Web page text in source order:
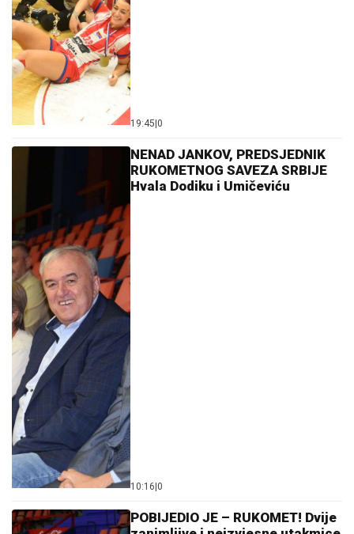
19:45 0
NENAD JANKOV, PREDSJEDNIK
RUKOMETNOG SAVEZA SRBIJE
Hvala Dodiku i Umičeviću
10:16 0
POBIJEDIO JE – RUKOMET! Dvije